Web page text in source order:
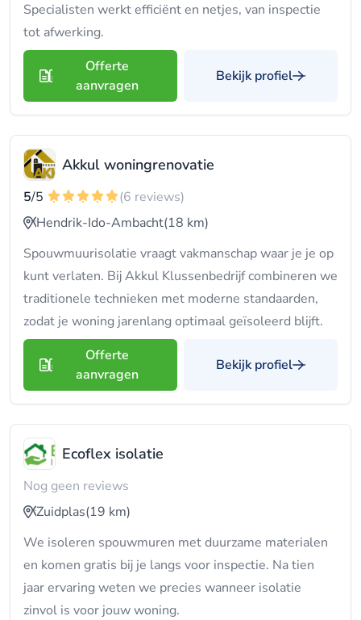
Specialisten werkt efficiënt en netjes, van inspectie
tot afwerking.
Offerte
aanvragen
Bekijk profiel
Akkul woningrenovatie
5/5
(6 reviews)
Hendrik-Ido-Ambacht(18 km)
Spouwmuurisolatie vraagt vakmanschap waar je je op
kunt verlaten. Bij Akkul Klussenbedrijf combineren we
traditionele technieken met moderne standaarden,
zodat je woning jarenlang optimaal geïsoleerd blijft.
Offerte
aanvragen
Bekijk profiel
Ecoflex isolatie
Nog geen reviews
Zuidplas(19 km)
We isoleren spouwmuren met duurzame materialen
en komen gratis bij je langs voor inspectie. Na tien
jaar ervaring weten we precies wanneer isolatie
zinvol is voor jouw woning.